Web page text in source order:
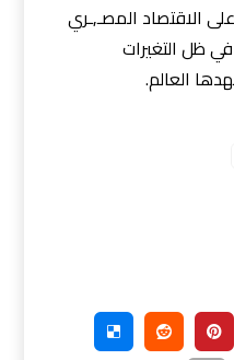
الاقتصاد المصـ,ـري
ظل التغيرات
العالم.